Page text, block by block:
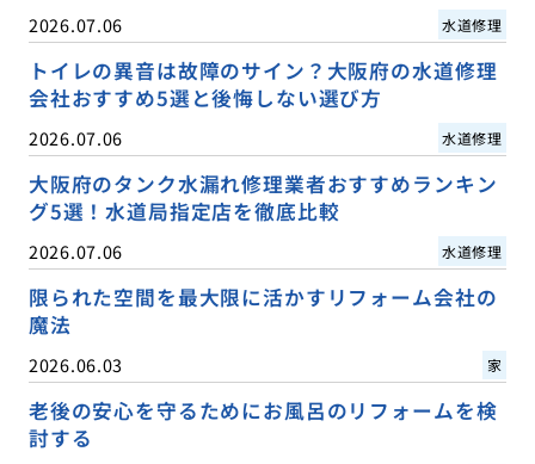
2026.07.06 水道修理
トイレの異音は故障のサイン？大阪府の水道修理
会社おすすめ5選と後悔しない選び方
2026.07.06 水道修理
大阪府のタンク水漏れ修理業者おすすめランキン
グ5選！水道局指定店を徹底比較
2026.07.06 水道修理
限られた空間を最大限に活かすリフォーム会社の
魔法
2026.06.03 家
老後の安心を守るためにお風呂のリフォームを検
討する